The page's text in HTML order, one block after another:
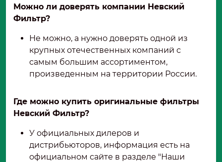
Можно ли доверять компании Невский
Фильтр?
Не можно, а нужно доверять одной из
крупных отечественных компаний с
самым большим ассортиментом,
произведенным на территории России.
Где можно купить оригинальные фильтры
Невский Фильтр?
У официальных дилеров и
дистрибьюторов, информация есть на
официальном сайте в разделе "Наши